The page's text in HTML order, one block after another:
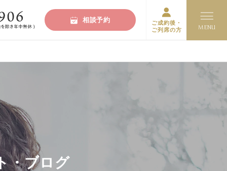
相談予約
ご成約後・
ご列席の方
・ブログ